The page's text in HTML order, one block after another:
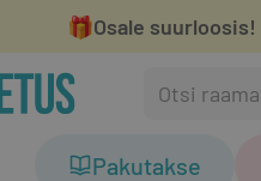
🎁Osale suurloosis!
Pakutakse